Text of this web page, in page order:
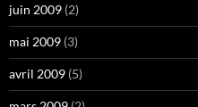
juin 2009 (2)
mai 2009 (3)
avril 2009 (5)